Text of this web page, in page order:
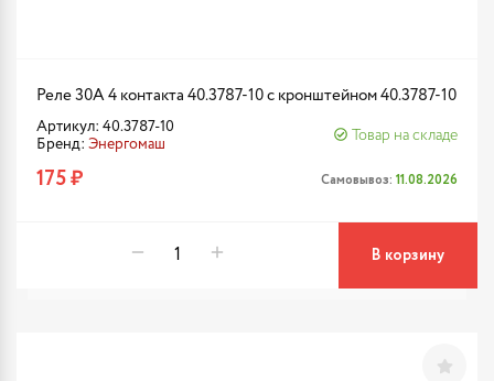
Реле 30А 4 контакта 40.3787-10 с кронштейном 40.3787-10
Артикул: 40.3787-10
Бренд: Энергомаш
Товар на складе
175 ₽ Самовывоз: 11.08.2026
В корзину